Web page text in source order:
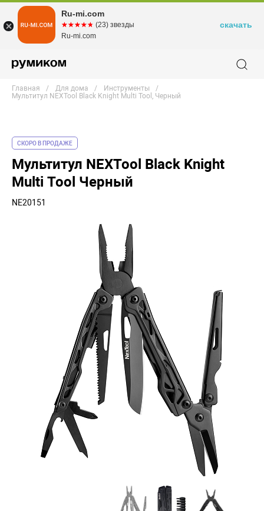
Главная Для дома
Инструменты
Мультитул NEXTool Black Knight Multi Tool, Черный
СКОРО В ПРОДАЖЕ
Мультитул NEXTool Black Knight
Multi Tool Черный
NE20151
Ru-mi.com
☆☆☆☆☆
★★★★★ (23) звезды
Ru-mi.com
скачать